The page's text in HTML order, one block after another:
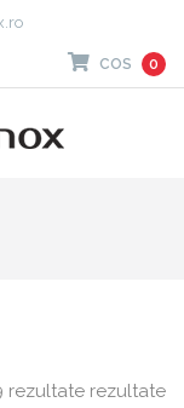
COS 0
rezultate rezultate